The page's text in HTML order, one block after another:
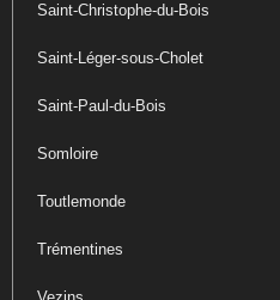
Saint-Christophe-du-Bois
Saint-Léger-sous-Cholet
Saint-Paul-du-Bois
Somloire
Toutlemonde
Trémentines